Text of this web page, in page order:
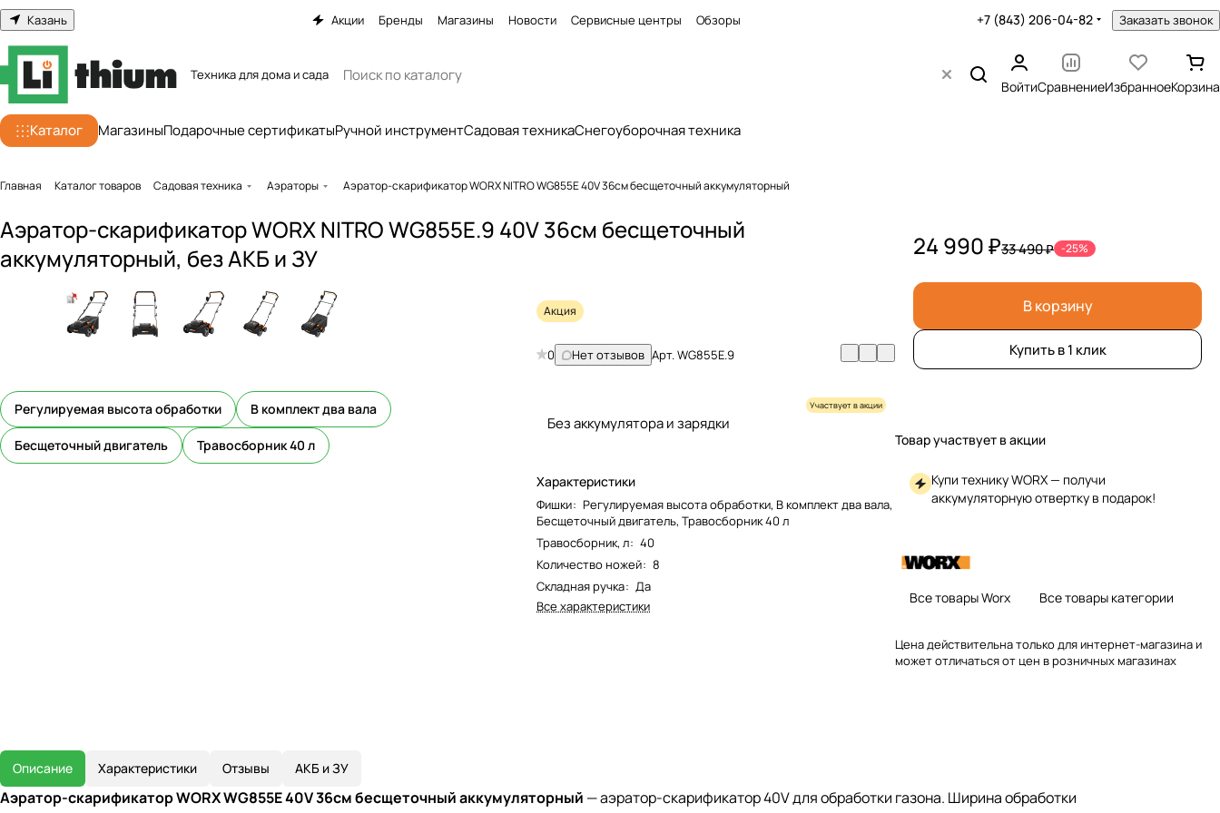
Казань Акции Бренды Магазины Новости Сервисные центры Обзоры +7 (843) 206-04-82 Заказать звонок
Техника для дома и сада
ВойтиСравнениеИзбранноеКорзина
Каталог МагазиныПодарочные сертификатыРучной инструментСадовая техникаСнегоуборочная техника
Главная Каталог товаров Садовая техника Аэраторы Аэратор-скарификатор WORX NITRO WG855E 40V 36см бесщеточный аккумуляторный
Аэратор-скарификатор WORX NITRO WG855E.9 40V 36см бесщеточный
аккумуляторный, без АКБ и ЗУ
Регулируемая высота обработки В комплект два вала
Бесщеточный двигатель Травосборник 40 л
Акция
0 Нет отзывов Арт.WG855E.9
Участвует в акции
Без аккумулятора и зарядки
Характеристики
Фишки: Регулируемая высота обработки, В комплект два вала,
Бесщеточный двигатель, Травосборник 40 л
Травосборник, л: 40
Количество ножей: 8
Складная ручка: Да
Все характеристики
24 990 ₽33 490 ₽ -25%
В корзину
Купить в 1 клик
Товар участвует в акции
Купи технику WORX — получи
аккумуляторную отвертку в подарок!
Все товары Worx Все товары категории
Цена действительна только для интернет-магазина и
может отличаться от цен в розничных магазинах
Описание Характеристики Отзывы АКБ и ЗУ
Аэратор-скарификатор WORX WG855E 40V 36см бесщеточный аккумуляторный — аэратор-скарификатор 40V для обработки газона. Ширина обработки